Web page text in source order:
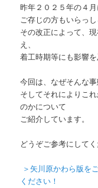
昨年２０２５年の４
ご存じの方もいらっ
その改正によって、
え、
着工時期等にも影響を
今回は、なぜそんな事
そしてそれによりこ
のかについて
ご紹介しています。
どうぞご参考にしてく
＞矢川原かわら版を
ください！